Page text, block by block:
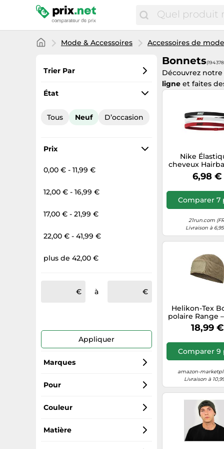
Mode & Accessoires Accessoires de mode
Trier Par
Préférés
Prix total
État
Tous Neuf D’occasion
Prix
0,00 € - 11,99 €
12,00 € - 16,99 €
17,00 € - 21,99 €
22,00 € - 41,99 €
plus de 42,00 €
à
Appliquer
Marques
Buff
Adidas
Nike
Pour
Femme
Unisexe
Couleur
Noir
Matière
Bonnets(194
Découvrez
ligne et faites
Nike
cheveux
– Lot de 3 –
6,98 €
Comparer 7
21run.com
Livraison à
Helikon-Tex
polaire Range
Coyote – L-XL
18,99 €
Comparer 9
amazon-
Livraison à